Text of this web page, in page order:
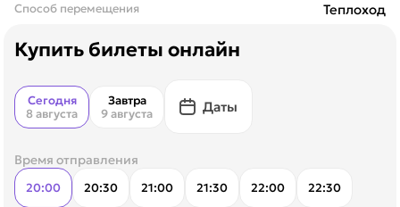
Купить билеты онлайн
Даты
Сегодня
8 августа
Завтра
9 августа
Время отправления
20:00 20:30 21:00 21:30 22:00 22:30
Способ перемещения Теплоход